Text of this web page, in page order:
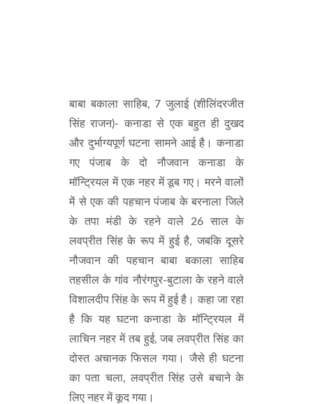
बाबा बकाला साहिब, 7 जुलाई (शीलिंदरजीत
सिंह राजन)- कनाडा से एक बहुत ही दुखद
और दुर्भाग्यपूर्ण घटना सामने आई है। कनाडा
गए पंजाब के दो नौजवान कनाडा के
मॉन्ट्रियल में एक नहर में डूब गए। मरने वालों
में से एक की पहचान पंजाब के बरनाला जिले
के तपा मंडी के रहने वाले 26 साल के
लवप्रीत सिंह के रूप में हुई है, जबकि दूसरे
नौजवान की पहचान बाबा बकाला साहिब
तहसील के गांव नौरंगपुर-बुटाला के रहने वाले
विशालदीप सिंह के रूप में हुई है। कहा जा रहा
है कि यह घटना कनाडा के मॉन्ट्रियल में
लाचिन नहर में तब हुई, जब लवप्रीत सिंह का
दोस्त अचानक फिसल गया। जैसे ही घटना
का पता चला, लवप्रीत सिंह उसे बचाने के
लिए नहर में कूद गया।